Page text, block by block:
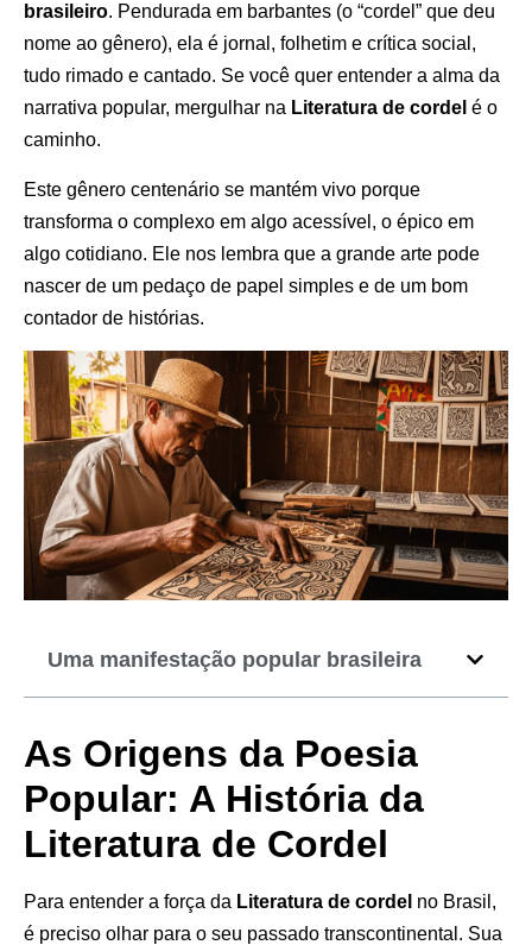
brasileiro. Pendurada em barbantes (o “cordel” que deu
nome ao gênero), ela é jornal, folhetim e crítica social,
tudo rimado e cantado. Se você quer entender a alma da
narrativa popular, mergulhar na Literatura de cordel é o
caminho.
Este gênero centenário se mantém vivo porque
transforma o complexo em algo acessível, o épico em
algo cotidiano. Ele nos lembra que a grande arte pode
nascer de um pedaço de papel simples e de um bom
contador de histórias.
Uma manifestação popular brasileira
As Origens da Poesia
Popular: A História da
Literatura de Cordel
Para entender a força da Literatura de cordel no Brasil,
é preciso olhar para o seu passado transcontinental. Sua